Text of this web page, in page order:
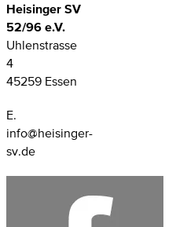
Heisinger SV
52/96 e.V.
Uhlenstrasse
4
45259 Essen
E.
info@heisinger-
sv.de